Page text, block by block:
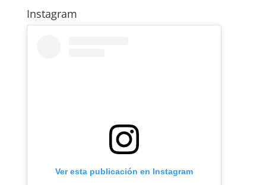
Instagram
Ver esta publicación en Instagram